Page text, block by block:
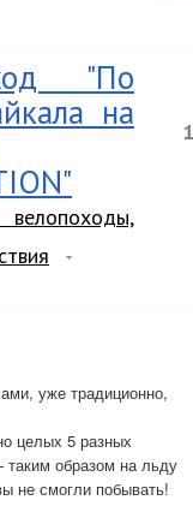
"По
на
1
уже традиционно,
целых 5 разных
образом на льду
не смогли побывать!